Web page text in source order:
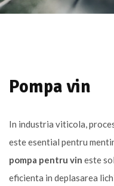
Pompa vin
In industria viticola,
este esential pentru
pompa pentru vin este
eficienta in deplasarea